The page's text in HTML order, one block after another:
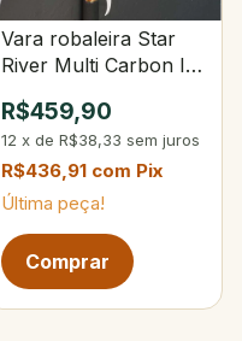
Vara robaleira Star
River Multi Carbon II
R$459,90
12 x de R$38,33 sem juros
R$436,91 com Pix
Última peça!